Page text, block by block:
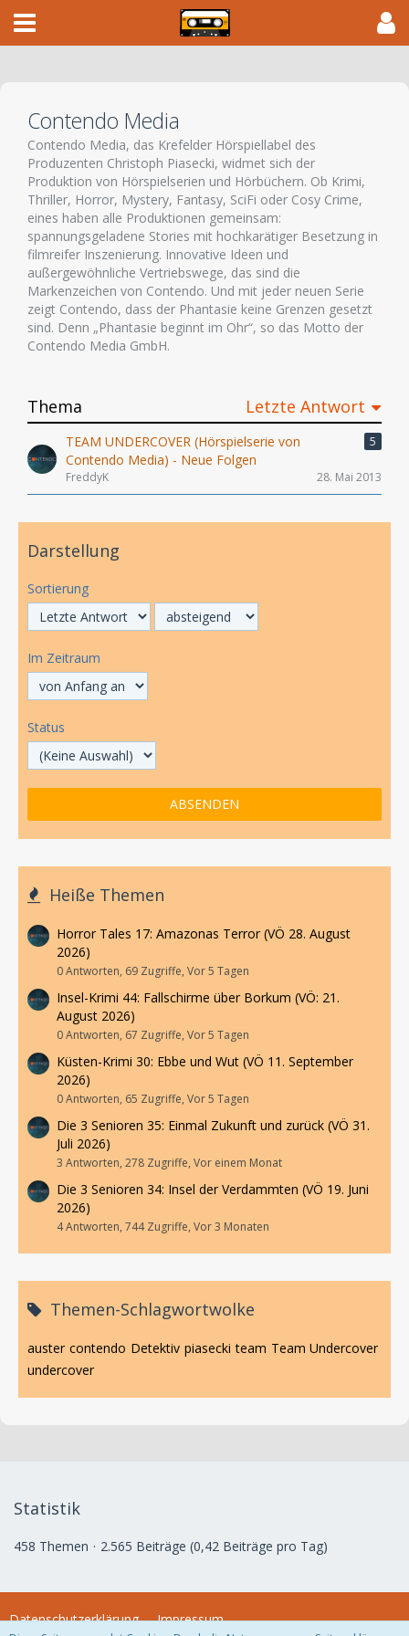
Contendo Media
Contendo Media, das Krefelder Hörspiellabel des
Produzenten Christoph Piasecki, widmet sich der
Produktion von Hörspielserien und Hörbüchern. Ob Krimi,
Thriller, Horror, Mystery, Fantasy, SciFi oder Cosy Crime,
eines haben alle Produktionen gemeinsam:
spannungsgeladene Stories mit hochkarätiger Besetzung in
filmreifer Inszenierung. Innovative Ideen und
außergewöhnliche Vertriebswege, das sind die
Markenzeichen von Contendo. Und mit jeder neuen Serie
zeigt Contendo, dass der Phantasie keine Grenzen gesetzt
sind. Denn „Phantasie beginnt im Ohr“, so das Motto der
Contendo Media GmbH.
Thema Letzte Antwort
TEAM UNDERCOVER (Hörspielserie von
Contendo Media) - Neue Folgen
5
FreddyK 28. Mai 2013
Darstellung
Sortierung
Im Zeitraum
Status
Heiße Themen
Horror Tales 17: Amazonas Terror (VÖ 28. August
2026)
0 Antworten, 69 Zugriffe, Vor 5 Tagen
Insel-Krimi 44: Fallschirme über Borkum (VÖ: 21.
August 2026)
0 Antworten, 67 Zugriffe, Vor 5 Tagen
Küsten-Krimi 30: Ebbe und Wut (VÖ 11. September
2026)
0 Antworten, 65 Zugriffe, Vor 5 Tagen
Die 3 Senioren 35: Einmal Zukunft und zurück (VÖ 31.
Juli 2026)
3 Antworten, 278 Zugriffe, Vor einem Monat
Die 3 Senioren 34: Insel der Verdammten (VÖ 19. Juni
2026)
4 Antworten, 744 Zugriffe, Vor 3 Monaten
Themen-Schlagwortwolke
auster contendo Detektiv piasecki team Team Undercover
undercover
Statistik
458 Themen 2.565 Beiträge (0,42 Beiträge pro Tag)
Datenschutzerklärung Impressum